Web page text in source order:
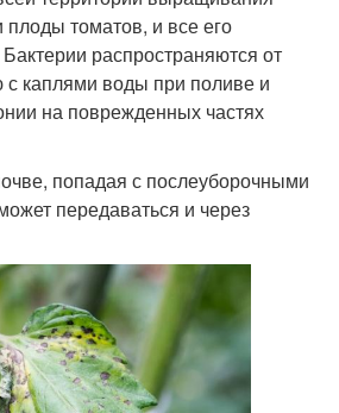
томатов, и все его
распространяются от
с каплями воды при поливе и
на поврежденных частях
попадая с послеуборочными
передаваться и через